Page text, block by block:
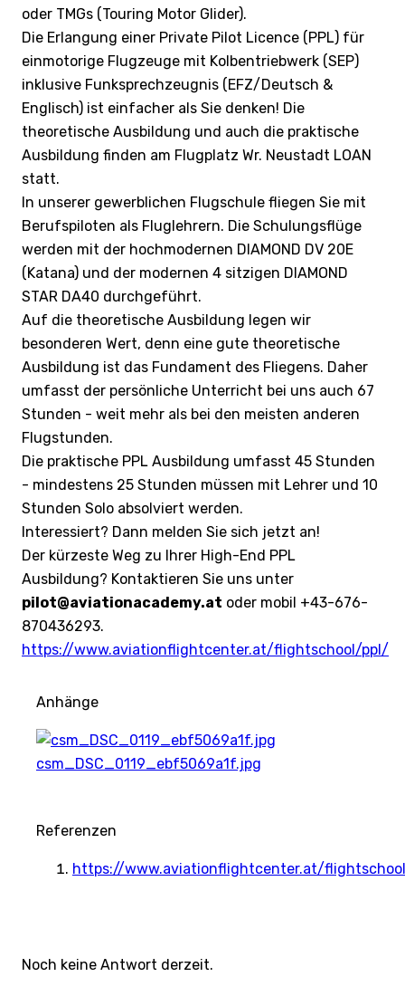
oder TMGs (Touring Motor Glider).
Die Erlangung einer Private Pilot Licence (PPL) für
einmotorige Flugzeuge mit Kolbentriebwerk (SEP)
inklusive Funksprechzeugnis (EFZ/Deutsch &
Englisch) ist einfacher als Sie denken! Die
theoretische Ausbildung und auch die praktische
Ausbildung finden am Flugplatz Wr. Neustadt LOAN
statt.
In unserer gewerblichen Flugschule fliegen Sie mit
Berufspiloten als Fluglehrern. Die Schulungsflüge
werden mit der hochmodernen DIAMOND DV 20E
(Katana) und der modernen 4 sitzigen DIAMOND
STAR DA40 durchgeführt.
Auf die theoretische Ausbildung legen wir
besonderen Wert, denn eine gute theoretische
Ausbildung ist das Fundament des Fliegens. Daher
umfasst der persönliche Unterricht bei uns auch 67
Stunden - weit mehr als bei den meisten anderen
Flugstunden.
Die praktische PPL Ausbildung umfasst 45 Stunden
- mindestens 25 Stunden müssen mit Lehrer und 10
Stunden Solo absolviert werden.
Interessiert? Dann melden Sie sich jetzt an!
Der kürzeste Weg zu Ihrer High-End PPL
Ausbildung? Kontaktieren Sie uns unter
pilot@aviationacademy.at oder mobil +43-676-
870436293.
https://www.aviationflightcenter.at/flightschool/ppl/
Anhänge
csm_DSC_0119_ebf5069a1f.jpg
Referenzen
https://www.aviationflightcenter.at/
Noch keine Antwort derzeit.